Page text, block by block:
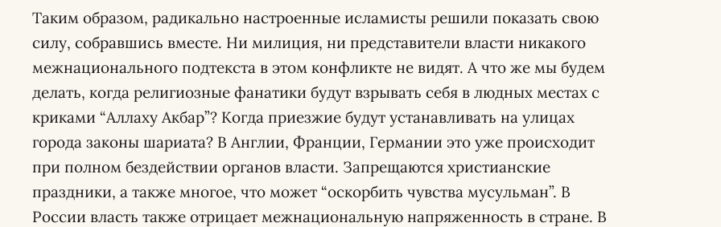
Таким образом, радикально настроенные исламисты решили показать свою
силу, собравшись вместе. Ни милиция, ни представители власти никакого
межнационального подтекста в этом конфликте не видят. А что же мы будем
делать, когда религиозные фанатики будут взрывать себя в людных местах с
криками “Аллаху Акбар”? Когда приезжие будут устанавливать на улицах
города законы шариата? В Англии, Франции, Германии это уже происходит
при полном бездействии органов власти. Запрещаются христианские
праздники, а также многое, что может “оскорбить чувства мусульман”. В
России власть также отрицает межнациональную напряженность в стране. В